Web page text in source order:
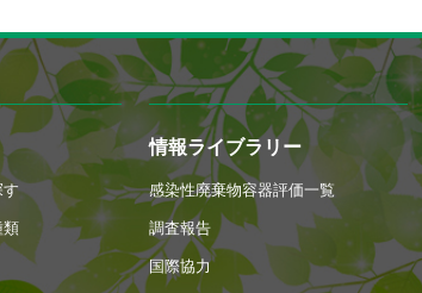
情報ライブラリー
感染性廃棄物容器評価一覧
調査報告
国際協力